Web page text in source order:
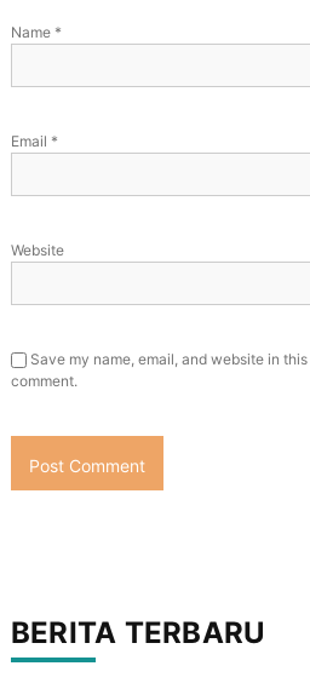
Name *
Email *
Website
Save my name, email, and website in
comment.
BERITA TERBARU